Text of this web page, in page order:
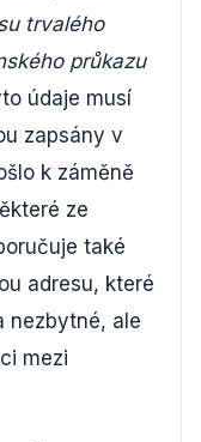
trvalého
průkazu
údaje musí
zapsány v
k záměně
ze
také
adresu, které
nezbytné, ale
mezi